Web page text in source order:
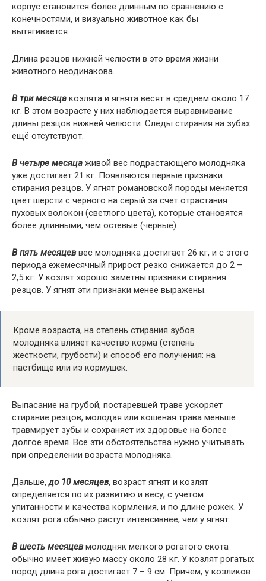
корпус становится более длинным по сравнению с
конечностями, и визуально животное как бы
вытягивается.
Длина резцов нижней челюсти в это время жизни
животного неодинакова.
В три месяца козлята и ягнята весят в среднем около 17
кг. В этом возрасте у них наблюдается выравнивание
длины резцов нижней челюсти. Следы стирания на зубах
ещё отсутствуют.
В четыре месяца живой вес подрастающего молодняка
уже достигает 21 кг. Появляются первые признаки
стирания резцов. У ягнят романовской породы меняется
цвет шерсти с черного на серый за счет отрастания
пуховых волокон (светлого цвета), которые становятся
более длинными, чем остевые (черные).
В пять месяцеввес молодняка достигает 26 кг, и с этого
периода ежемесячный прирост резко снижается до 2 –
2,5 кг. У козлят хорошо заметны признаки стирания
резцов. У ягнят эти признаки менее выражены.
Кроме возраста, на степень стирания зубов
молодняка влияет качество корма (степень
жесткости, грубости) и способ его получения: на
пастбище или из кормушек.
Выпасание на грубой, постаревшей траве ускоряет
стирание резцов, молодая или кошеная трава меньше
травмирует зубы и сохраняет их здоровье на более
долгое время. Все эти обстоятельства нужно учитывать
при определении возраста молодняка.
Дальше,до 10 месяцев, возраст ягнят и козлят
определяется по их развитию и весу, с учетом
упитанности и качества кормления, и по длине рожек. У
козлят рога обычно растут интенсивнее, чем у ягнят.
В шесть месяцевмолодняк мелкого рогатого скота
обычно имеет живую массу около 28 кг. У козлят рогатых
пород длина рога достигает 7 – 9 см. Причем, у козликов